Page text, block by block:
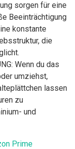
sorgen für eine
Beeinträchtigung
konstante
die
Wenn du das
umziehst,
lassen
zu
und